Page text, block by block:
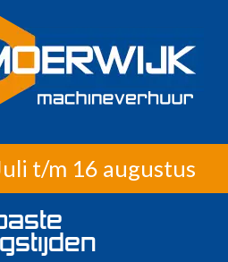
t/m 16 augustus